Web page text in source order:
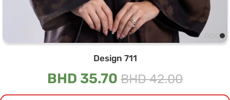
Design 711
BHD42.00
BHD 35.70